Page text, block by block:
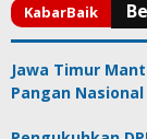
Jawa Timur
Pangan Nasional